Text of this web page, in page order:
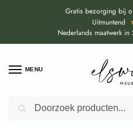
Gratis bezorging bij
Uitmuntend
Nederlands maatwerk
MENU
Door de bouwvakperiode geldt voor
levertijd van circa 3-4 weken